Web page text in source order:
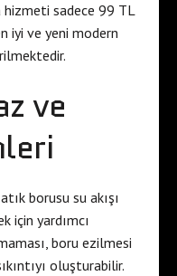
hizmeti sadece 99 TL
iyi ve yeni modern
ve
borusu su akışı
için yardımcı
boru ezilmesi
oluşturabilir.